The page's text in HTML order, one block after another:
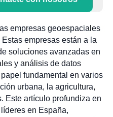
empresas geoespaciales
empresas están a la
soluciones avanzadas en
y análisis de datos
fundamental en varios
urbana, la agricultura,
Este artículo profundiza en
en España,